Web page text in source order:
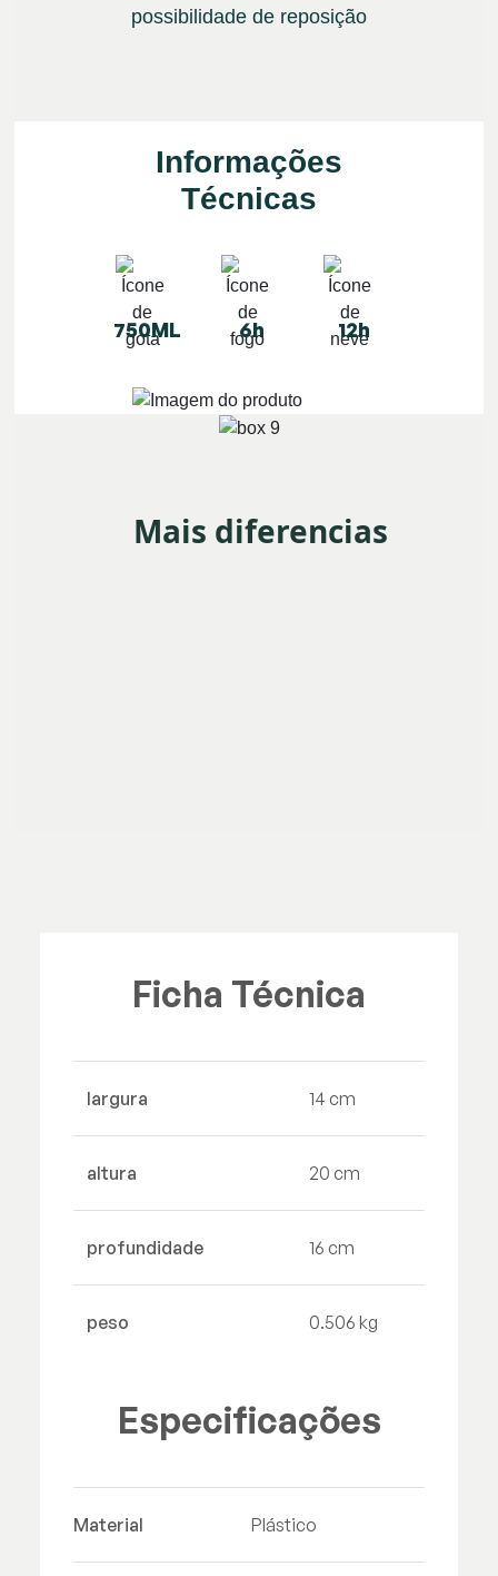
possibilidade de reposição
Informações
Técnicas
750ML 6h 12h
Mais diferencias
Ficha Técnica
largura 14 cm
altura 20 cm
profundidade 16 cm
peso 0.506 kg
Especificações
Material Plástico